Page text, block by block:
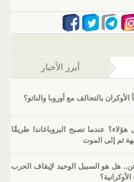
(علامة التبويب النشطة)
أبرز الأخبار
بالتحالف مع أوروبا والناتو؟
عندما تصبح البروباغاندا طريقًا
ثم إلى الموت
هل هو السبيل الوحيد لإيقاف الحرب